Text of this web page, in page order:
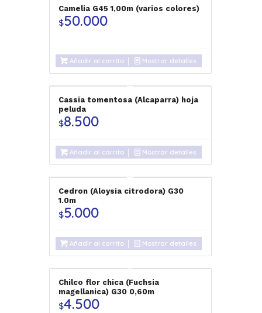
Camelia G45 1,00m (varios colores)
$50.000
Añadir al carrito Mostrar detalles
Cassia tomentosa (Alcaparra) hoja
peluda
$8.500
Añadir al carrito Mostrar detalles
Cedron (Aloysia citrodora) G30
1.0m
$5.000
Añadir al carrito Mostrar detalles
Chilco flor chica (Fuchsia
magellanica) G30 0,60m
$4.500